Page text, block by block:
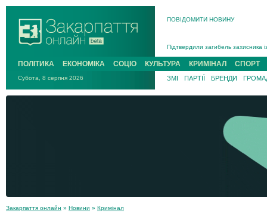
ПОВІДОМИТИ НОВИНУ
В Ужгороді 5 серпня
На війні з рф поліг військовий з
На війні загинув 26-річний
ПОЛІТИКА ЕКОНОМІКА СОЦІО КУЛЬТУРА КРИМІНАЛ СПОРТ
Субота, 8 серпня 2026 ЗМІ ПАРТІЇ БРЕНДИ
Закарпаття онлайн » Новини » Кримінал